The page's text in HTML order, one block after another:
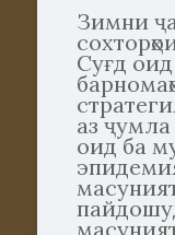
Зимни
Суғд
аз
оид ба